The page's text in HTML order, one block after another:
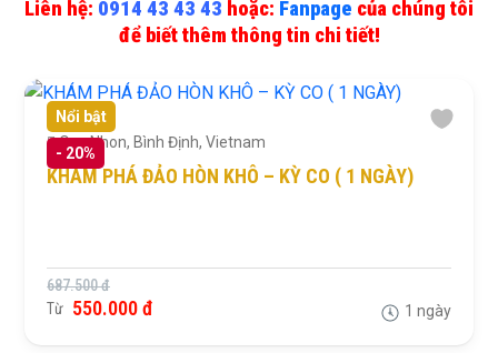
Liên hệ: 0914 43 43 43 hoặc: Fanpage của chúng tôi
để biết thêm thông tin chi tiết!
Nổi bật
- 20%
Quy Nhon, Bình Định, Vietnam
KHÁM PHÁ ĐẢO HÒN KHÔ – KỲ CO ( 1 NGÀY)
687.500 đ
Từ 550.000 đ 1 ngày